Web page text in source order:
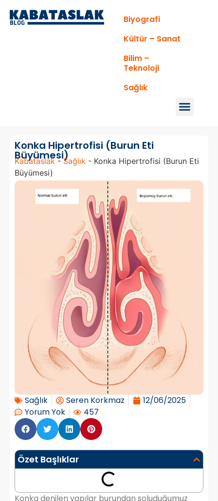
Biyografi
Kültür – Sanat
Bilim –
Teknoloji
Sağlık
Konka Hipertrofisi (Burun Eti
Büyümesi)
Kabataslak-Sağlık - Konka Hipertrofisi (Burun Eti
Büyümesi)
Sağlık Seren Korkmaz
12/06/2025
Yorum Yok
457
Özet Başlıklar
Konka denilen yapılar burundan soluduğumuz